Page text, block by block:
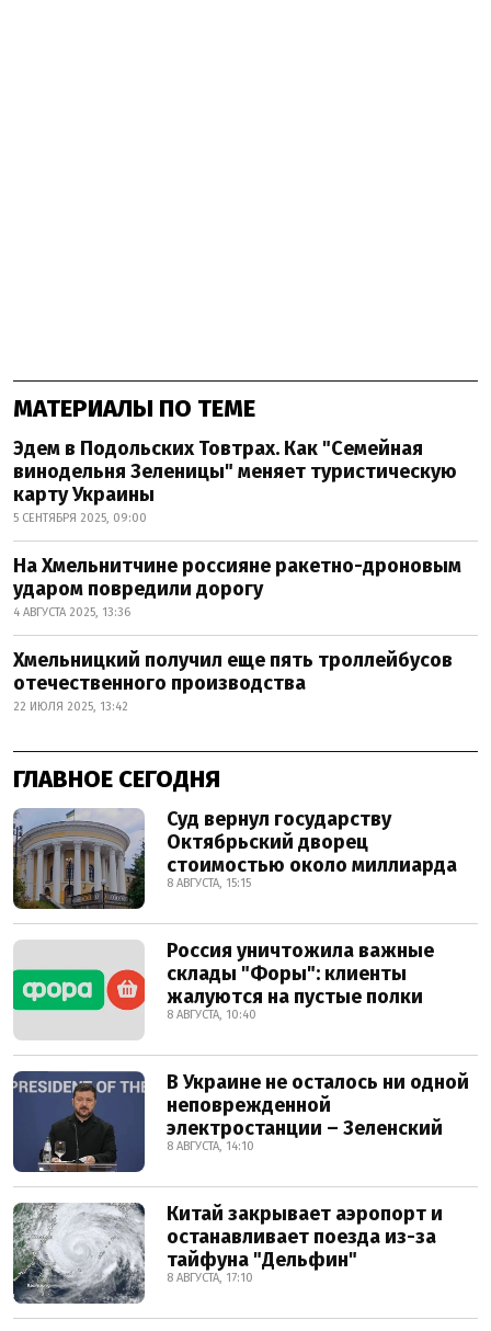
МАТЕРИАЛЫ ПО ТЕМЕ
Эдем в Подольских Товтрах. Как "Семейная
винодельня Зеленицы" меняет туристическую
карту Украины
5 СЕНТЯБРЯ 2025, 09:00
На Хмельнитчине россияне ракетно-дроновым
ударом повредили дорогу
4 АВГУСТА 2025, 13:36
Хмельницкий получил еще пять троллейбусов
отечественного производства
22 ИЮЛЯ 2025, 13:42
ГЛАВНОЕ СЕГОДНЯ
Суд вернул государству
Октябрьский дворец
стоимостью около миллиарда
8 АВГУСТА, 15:15
Россия уничтожила важные
склады "Форы": клиенты
жалуются на пустые полки
8 АВГУСТА, 10:40
В Украине не осталось ни одной
неповрежденной
электростанции – Зеленский
8 АВГУСТА, 14:10
Китай закрывает аэропорт и
останавливает поезда из-за
тайфуна "Дельфин"
8 АВГУСТА, 17:10